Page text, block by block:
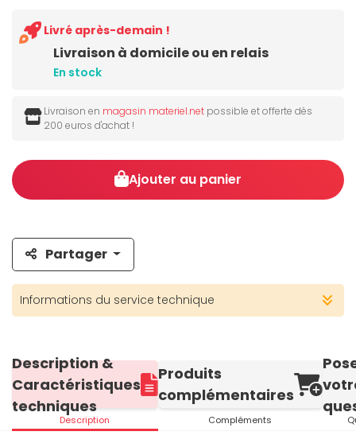
Livraison à domicile ou en relais
En stock
Livré après-demain !
Livraison en magasin materiel.net possible et offerte dès
200 euros d'achat !
Ajouter au panier
Partager
Informations du service technique
Description &
Caractéristiques
techniques
Description
Produits
complémentaires
Compléments